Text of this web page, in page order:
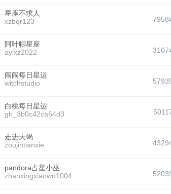
星座不求人
xzbqr123
阿叶聊星座
aylxz2022
闹闹每日星运
witchstudio
白桃每日星运
gh_3b0c42ca64d3
走进天蝎
zoujintianxie
pandora占星小巫
zhanxingxiaowu1004